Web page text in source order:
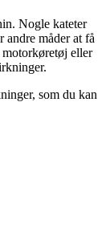
Nogle kateter
måder at få
eller
som du kan